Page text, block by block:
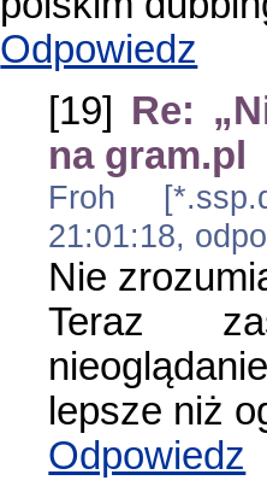
Odpowiedz
[19] Re:
na gram.pl
Froh
21:01:18,
Nie
Teraz
lepsze niż
Odpowiedz